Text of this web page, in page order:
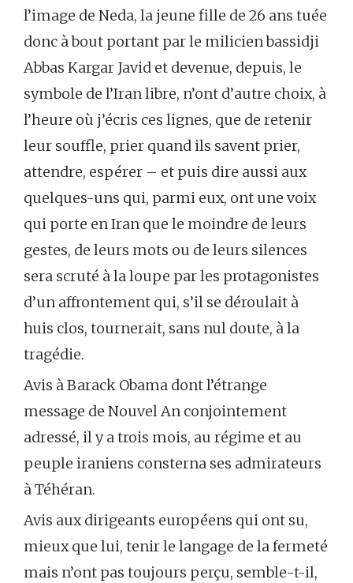
l’image de Neda, la jeune fille de 26 ans tuée
donc à bout portant par le milicien bassidji
Abbas Kargar Javid et devenue, depuis, le
symbole de l’Iran libre, n’ont d’autre choix, à
l’heure où j’écris ces lignes, que de retenir
leur souffle, prier quand ils savent prier,
attendre, espérer – et puis dire aussi aux
quelques-uns qui, parmi eux, ont une voix
qui porte en Iran que le moindre de leurs
gestes, de leurs mots ou de leurs silences
sera scruté à la loupe par les protagonistes
d’un affrontement qui, s’il se déroulait à
huis clos, tournerait, sans nul doute, à la
tragédie.
Avis à Barack Obama dont l’étrange
message de Nouvel An conjointement
adressé, il y a trois mois, au régime et au
peuple iraniens consterna ses admirateurs
à Téhéran.
Avis aux dirigeants européens qui ont su,
mieux que lui, tenir le langage de la fermeté
mais n’ont pas toujours perçu, semble-t-il,